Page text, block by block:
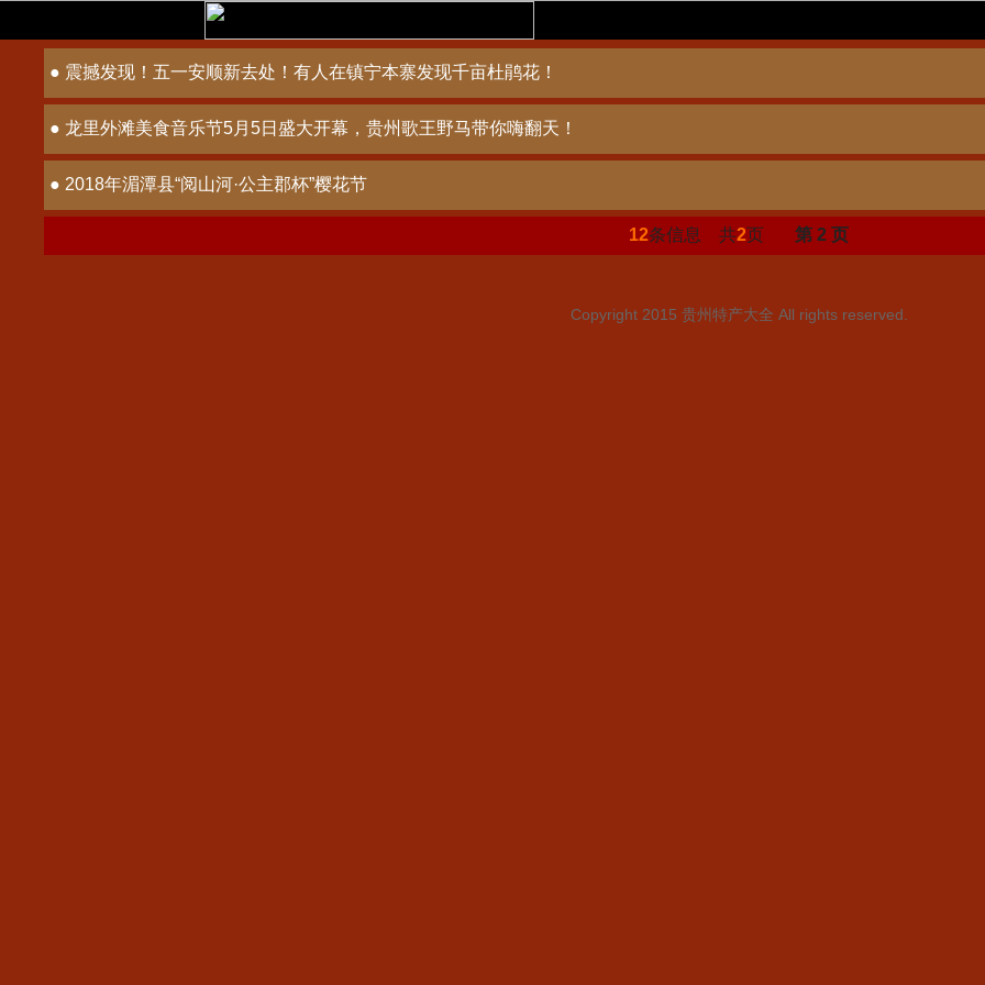
● 震撼发现！五一安顺新去处！有人在镇宁本寨发现千亩杜鹃花！
● 龙里外滩美食音乐节5月5日盛大开幕，贵州歌王野马带你嗨翻天！
● 2018年湄潭县“阅山河·公主郡杯”樱花节
12条信息 共2页 第 2 页
Copyright 2015 贵州特产大全 All rights reserved.